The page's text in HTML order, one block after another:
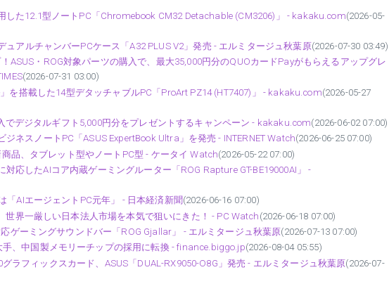
した12.1型ノートPC「Chromebook CM32 Detachable (CM3206)」 - kakaku.com(2026-05-
ュアルチャンバーPCケース「A32 PLUS V2」発売 - エルミタージュ秋葉原(2026-07-30 03:49)
ASUS・ROG対象パーツの購入で、最大35,000円分のQUOカードPayがもらえるアップグレ
(2026-07-31 03:00)
を搭載した14型デタッチャブルPC「ProArt PZ14 (HT7407)」 - kakaku.com(2026-05-27
でデジタルギフト5,000円分をプレゼントするキャンペーン - kakaku.com(2026-06-02 07:00)
ジネスノートPC「ASUS ExpertBook Ultra」を発売 - INTERNET Watch(2026-06-25 07:00)
品、タブレット型やノートPC型 - ケータイ Watch(2026-05-22 07:00)
対応したAIコア内蔵ゲーミングルーター「ROG Rapture GT-BE19000AI」 -
「AIエージェントPC元年」 - 日本経済新聞(2026-06-16 07:00)
世界一厳しい日本法人市場を本気で狙いにきた！ - PC Watch (2026-06-18 07:00)
ゲーミングサウンドバー「ROG Gjallar」 - エルミタージュ秋葉原(2026-07-13 07:00)
手、中国製メモリーチップの採用に転換 - finance.biggo.jp(2026-08-04 05:55)
ラフィックスカード、ASUS「DUAL-RX9050-O8G」発売 - エルミタージュ秋葉原(2026-07-